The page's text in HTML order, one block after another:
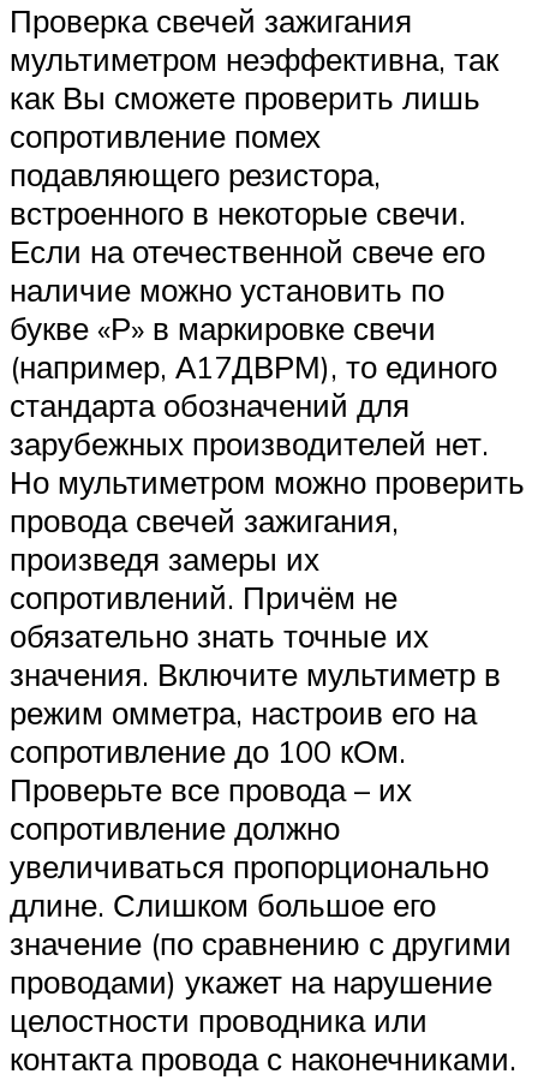
Проверка свечей зажигания
мультиметром неэффективна, так
как Вы сможете проверить лишь
сопротивление помех
подавляющего резистора,
встроенного в некоторые свечи.
Если на отечественной свече его
наличие можно установить по
букве «Р» в маркировке свечи
(например, А17ДВРМ), то единого
стандарта обозначений для
зарубежных производителей нет.
Но мультиметром можно проверить
провода свечей зажигания,
произведя замеры их
сопротивлений. Причём не
обязательно знать точные их
значения. Включите мультиметр в
режим омметра, настроив его на
сопротивление до 100 кОм.
Проверьте все провода – их
сопротивление должно
увеличиваться пропорционально
длине. Слишком большое его
значение (по сравнению с другими
проводами) укажет на нарушение
целостности проводника или
контакта провода с наконечниками.